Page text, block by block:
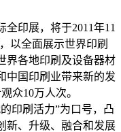
全印展，将于2011年11
以全面展示世界印刷
界各地印刷及设备器材
中国印刷业带来新的发
众10万人次。
印刷活力”为口号，凸
新、升级、融合和发展